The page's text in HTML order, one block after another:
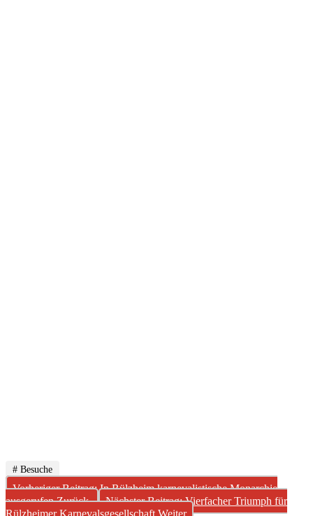
# Besuche
Vorheriger Beitrag: In Rülzheim karnevalistische Monarchie
ausgerufenZurück
Nächster Beitrag: Vierfacher Triumph für
Rülzheimer Karnevalsgesellschaft Weiter